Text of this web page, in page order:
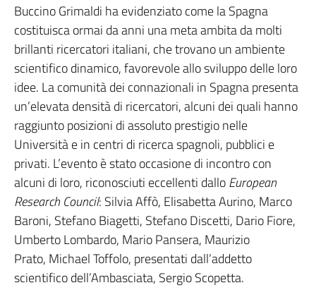
Buccino Grimaldi ha evidenziato come la Spagna
costituisca ormai da anni una meta ambita da molti
brillanti ricercatori italiani, che trovano un ambiente
scientifico dinamico, favorevole allo sviluppo delle loro
idee. La comunità dei connazionali in Spagna presenta
un’elevata densità di ricercatori, alcuni dei quali hanno
raggiunto posizioni di assoluto prestigio nelle
Università e in centri di ricerca spagnoli, pubblici e
privati. L’evento è stato occasione di incontro con
alcuni di loro, riconosciuti eccellenti dalloEuropean
Research Council: Silvia Affò, Elisabetta Aurino, Marco
Baroni, Stefano Biagetti, Stefano Discetti, Dario Fiore,
Umberto Lombardo, Mario Pansera, Maurizio
Prato, Michael Toffolo, presentati dall’addetto
scientifico dell’Ambasciata, Sergio Scopetta.